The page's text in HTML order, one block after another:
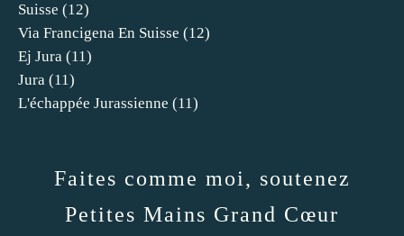
Suisse (12)
Via Francigena En Suisse (12)
Ej Jura (11)
Jura (11)
L'échappée Jurassienne (11)
Faites comme moi, soutenez
Petites Mains Grand Cœur